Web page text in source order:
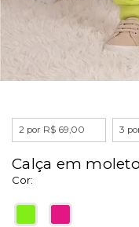
2 por R$ 69,00 3
Calça em
Cor: